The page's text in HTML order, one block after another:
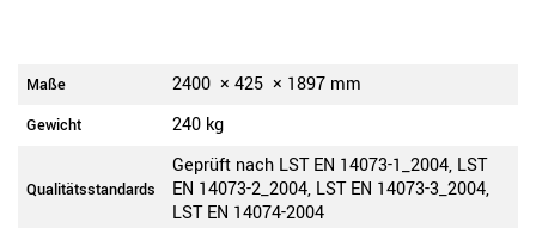
Maße 2400 × 425 × 1897 mm
Gewicht 240 kg
Qualitätsstandards
Geprüft nach LST EN 14073-1_2004, LST
EN 14073-2_2004, LST EN 14073-3_2004,
LST EN 14074-2004